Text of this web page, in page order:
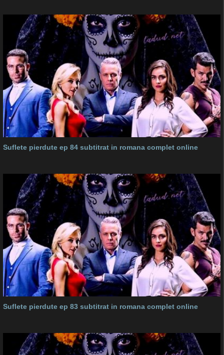
Suflete pierdute ep 84 subtitrat in romana complet online
Suflete pierdute ep 83 subtitrat in romana complet online